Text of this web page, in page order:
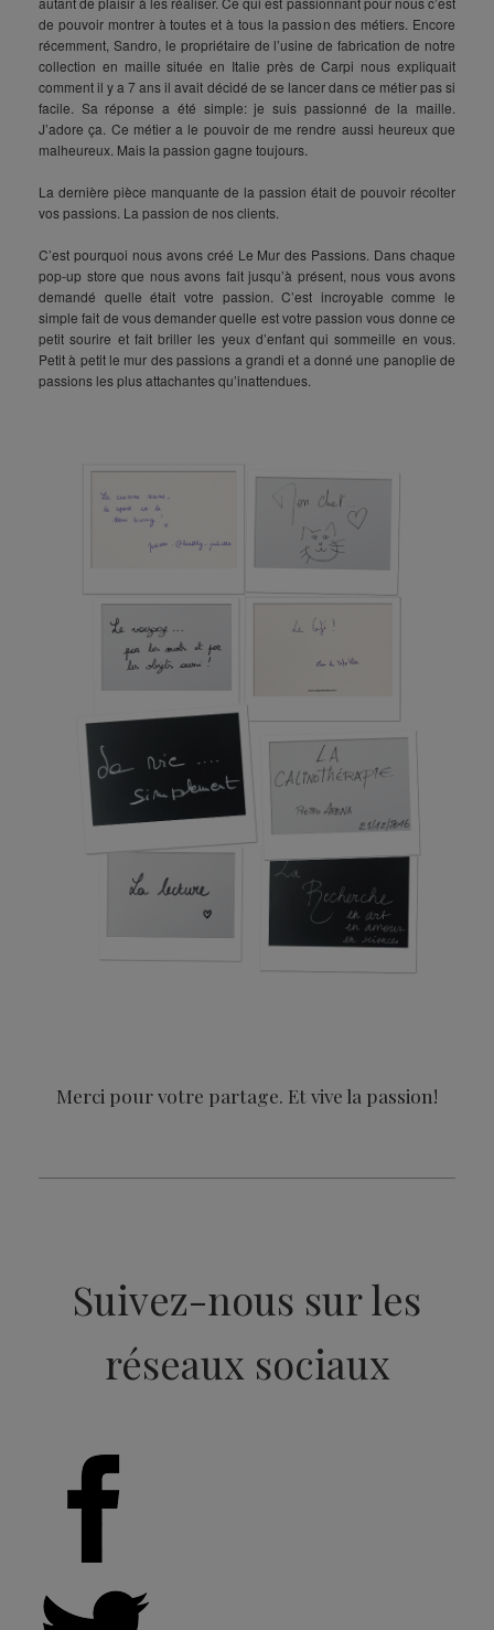
de pouvoir montrer à toutes et à tous la passion des métiers. Encore
récemment, Sandro, le propriétaire de l’usine de fabrication de notre
collection en maille située en Italie près de Carpi nous expliquait
comment il y a 7 ans il avait décidé de se lancer dans ce métier pas si
facile. Sa réponse a été simple: je suis passionné de la maille.
J’adore ça. Ce métier a le pouvoir de me rendre aussi heureux que
malheureux. Mais la passion gagne toujours.
La dernière pièce manquante de la passion était de pouvoir récolter
vos passions. La passion de nos clients.
C’est pourquoi nous avons créé Le Mur des Passions. Dans chaque
pop-up store que nous avons fait jusqu’à présent, nous vous avons
demandé quelle était votre passion. C’est incroyable comme le
simple fait de vous demander quelle est votre passion vous donne ce
petit sourire et fait briller les yeux d’enfant qui sommeille en vous.
Petit à petit le mur des passions a grandi et a donné une panoplie de
passions les plus attachantes qu’inattendues.
Merci pour votre partage. Et vive la passion!
Suivez-nous sur les
réseaux sociaux